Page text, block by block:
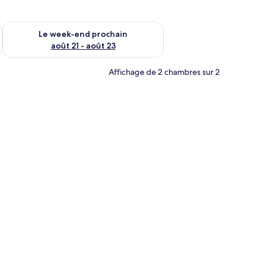
août 14 - août 16
Le week-end prochain
août 21 - août 23
Vérifier la disponibilité pour le week-end prochain août 21 -
Affichage de 2 chambres sur 2
tableau représentant un paysage urbain, des lampes fixées au mur, une